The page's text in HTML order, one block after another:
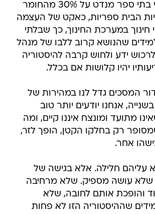
מעניקה למנהלי בתי ספר מנדט על 30% מהחומר
הבית ספריות, כאקט של העצמה
במערכת החינוך, כך שבלתי
שהנושא קרוב ללבו של מנהל
ידע ולחוש קרבה להיסטוריה
יהיו קלושות אם בכלל.
דור המסכים גדל לנו במהירות של
בשנייה, אנחנו יודעים יותר טוב
מתועד ומונצח איננו קיים, ומה
רק בחלקו הקטן, הופך לזר,
אחר.
עליהם חלילה. אלא בגישה של
שלא עושה מספיק. שלא מרחיבה
והופכת אותם לחובה, שלא
שההיסטוריה הזו לא פחות